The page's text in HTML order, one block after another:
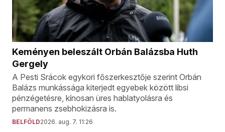
Keményen beleszált Orbán Balázsba Huth
Gergely
A Pesti Srácok egykori főszerkesztője szerint Orbán
Balázs munkássága kiterjedt egyebek között libsi
pénzégetésre, kínosan üres hablatyolásra és
permanens zsebhokizásra is.
BELFÖLD2026. aug. 7. 11:26